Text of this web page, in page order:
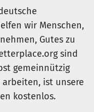
wir Menschen,
Gutes zu
sind
gemeinnützig
ist unsere
kostenlos.